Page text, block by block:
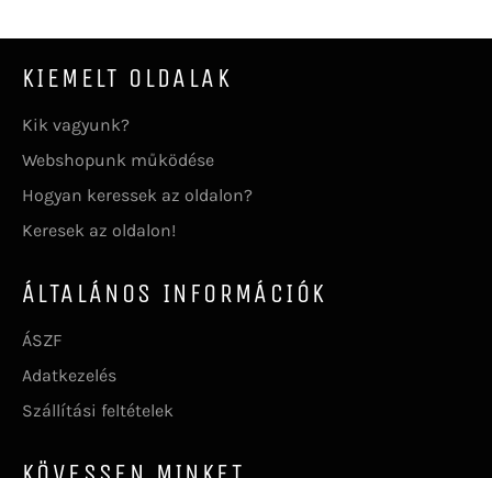
KIEMELT OLDALAK
Kik vagyunk?
Webshopunk működése
Hogyan keressek az oldalon?
Keresek az oldalon!
ÁLTALÁNOS INFORMÁCIÓK
ÁSZF
Adatkezelés
Szállítási feltételek